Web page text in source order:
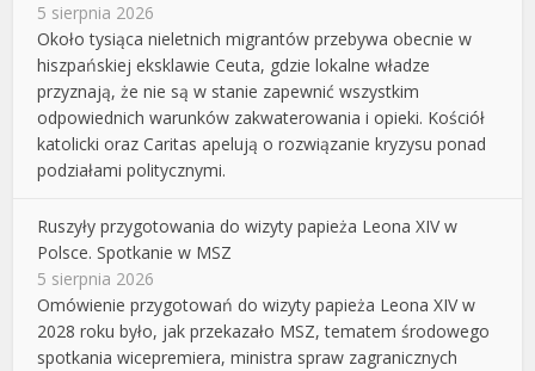
5 sierpnia 2026
Około tysiąca nieletnich migrantów przebywa obecnie w
hiszpańskiej eksklawie Ceuta, gdzie lokalne władze
przyznają, że nie są w stanie zapewnić wszystkim
odpowiednich warunków zakwaterowania i opieki. Kościół
katolicki oraz Caritas apelują o rozwiązanie kryzysu ponad
podziałami politycznymi.
Ruszyły przygotowania do wizyty papieża Leona XIV w
Polsce. Spotkanie w MSZ
5 sierpnia 2026
Omówienie przygotowań do wizyty papieża Leona XIV w
2028 roku było, jak przekazało MSZ, tematem środowego
spotkania wicepremiera, ministra spraw zagranicznych